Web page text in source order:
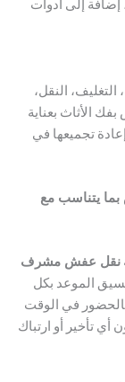
أدوات
النقل،
بعناية
في
مع
مشرف
بكل
في الوقت
ارتباك